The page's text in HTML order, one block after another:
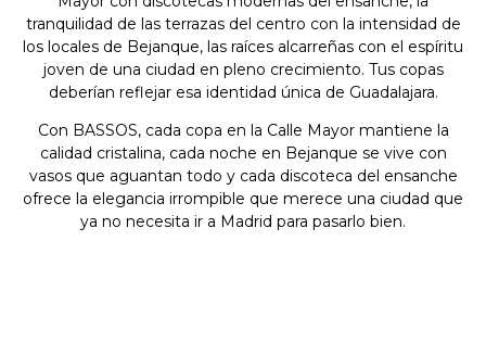
tranquilidad de las terrazas del centro con la intensidad de
los locales de Bejanque, las raíces alcarreñas con el espíritu
joven de una ciudad en pleno crecimiento. Tus copas
deberían reflejar esa identidad única de Guadalajara.
Con BASSOS, cada copa en la Calle Mayor mantiene la
calidad cristalina, cada noche en Bejanque se vive con
vasos que aguantan todo y cada discoteca del ensanche
ofrece la elegancia irrompible que merece una ciudad que
ya no necesita ir a Madrid para pasarlo bien.